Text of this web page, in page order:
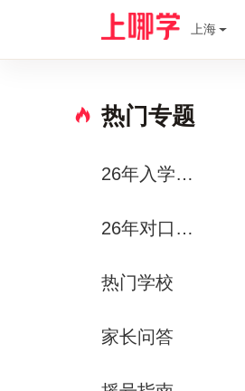
上海
热门专题
26年入学政策
26年对口方案
热门学校
家长问答